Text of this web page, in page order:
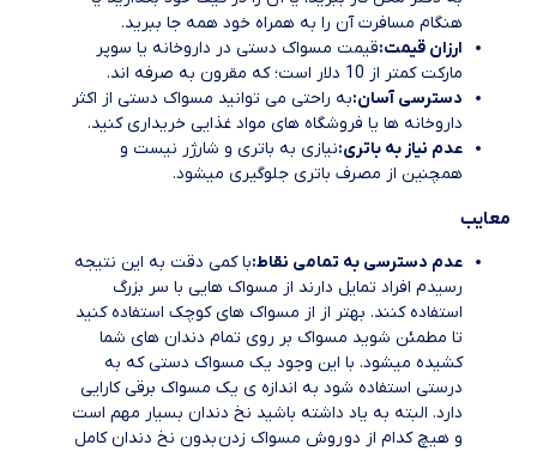
هنگام مسافرت آن را به همراه خود همه جا ببرید.
ارزان قیمت:قیمت مسواک دستی در داروخانه یا سوپر
مارکت کمتر از 10 دلار است؛ که مقرون به صرفه اند.
دسترسی آسان:به راحتی می توانید مسواک دستی از اکثر
داروخانه ها یا فروشگاه های مواد غذایی خریداری کنید.
عدم نیاز به باتری:نیازی به باتری و شارژر نیست و
همچنین از مصرف باتری جلوگیری میشود.
معایب
عدم دسترسی به تمامی نقاط:با کمی دقت به این نتیجه
رسیدم افراد تمایل دارند از مسواک هایی با سر بزرگ
استفاده کنند. بهتر از از مسواک های کوچک استفاده کنید
تا مطمئن شوید مسواک بر روی تمام دندان های شما
کشیده میشود. با این وجود یک مسواک دستی که به
درستی استفاده شود به اندازه ی یک مسواک برقی کارایی
دارد. البته به یاد داشته باشید نخ دندان بسیار مهم است
و هیچ کدام از دو روش مسواک زدن بدون نخ دندان کامل